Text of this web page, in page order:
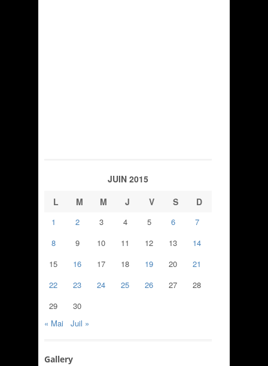
JUIN 2015
L
M M J V S D
1 2 3 4 5 6
7
8
9 10 11 12 13
14
15
16 17 18 19 20
21
22
23 24 25 26 27
28
29
30
« Mai
Juil »
Gallery